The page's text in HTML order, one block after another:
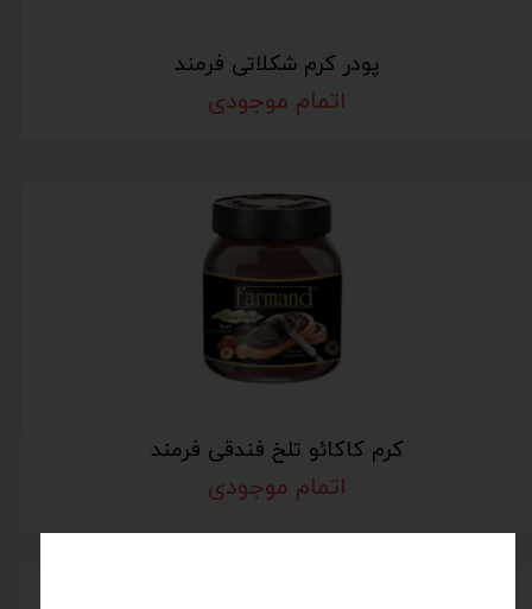
پودر کرم شکلاتی فرمند
اتمام موجودی
کرم کاکائو تلخ فندقی فرمند
اتمام موجودی